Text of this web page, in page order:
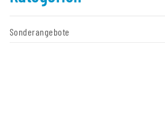
Sonderangebote